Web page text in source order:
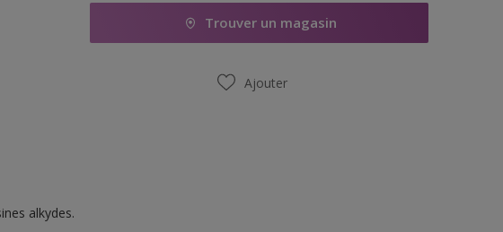
Trouver un magasin
Ajouter
alkydes.